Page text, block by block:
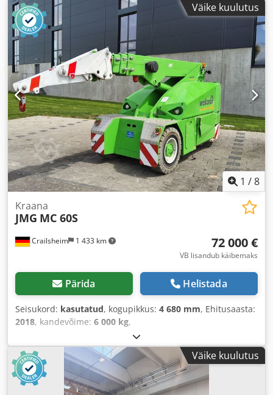
Väike kuulutus
1 /8
Crailsheim 1 433 km
Kraana
JMG MC 60S
72 000 €
VB lisandub käibemaks
Pärida Helistada
Seisukord: kasutatud, kogupikkus: 4 680 mm, Ehitusaasta:
2018, kandevõime: 6 000 kg,
Väike kuulutus